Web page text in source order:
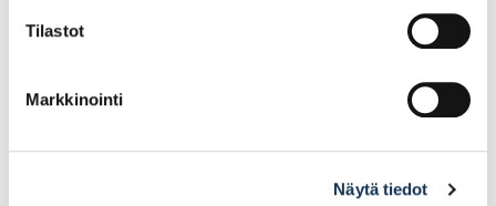
Tilastot
Markkinointi
Näytä tiedot
Lisää tilauskoriin Lisää tilauskoriin